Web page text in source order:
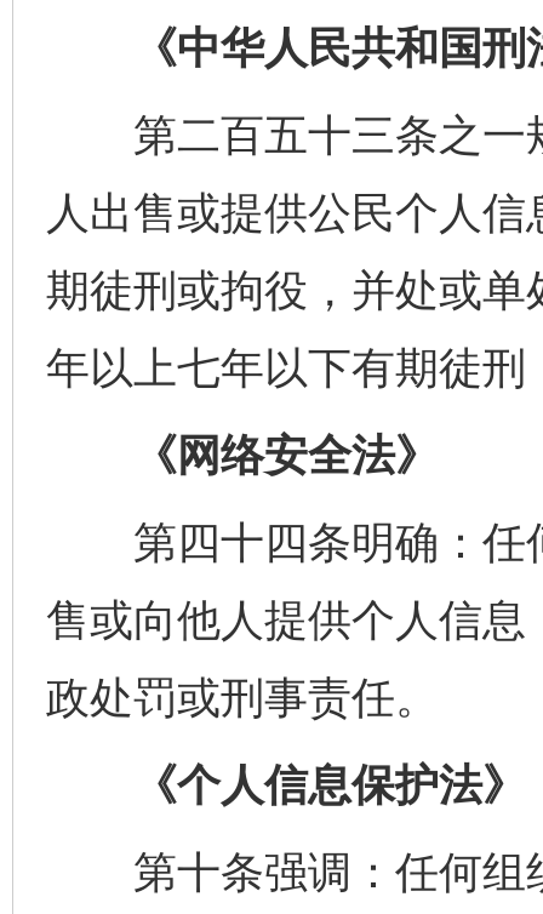
《中华人民共和国刑
第二百五十三条之一
人出售或提供公民个人
期徒刑或拘役，并处或
年以上七年以下有期徒刑
《网络安全法》
第四十四条明确：任
售或向他人提供个人信
政处罚或刑事责任。
《个人信息保护法》
第十条强调：任何组